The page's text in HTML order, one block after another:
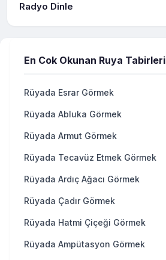
Radyo Dinle
En Cok Okunan Ruya Tabirleri
Rüyada Esrar Görmek
Rüyada Abluka Görmek
Rüyada Armut Görmek
Rüyada Tecavüz Etmek Görmek
Rüyada Ardıç Ağacı Görmek
Rüyada Çadır Görmek
Rüyada Hatmi Çiçeği Görmek
Rüyada Ampütasyon Görmek